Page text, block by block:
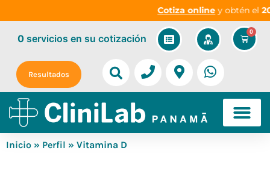
Cotiza onliney obtén el
0
0servicios en su cotización
Resultados
Inicio » Perfil » Vitamina D